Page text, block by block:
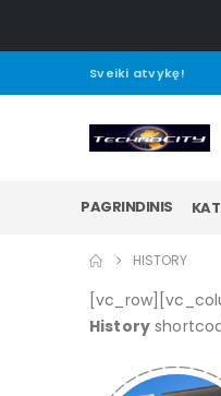
Sveiki atvykę!
PAGRINDINIS
HISTORY
History